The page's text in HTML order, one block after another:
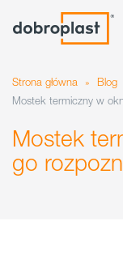
Strona główna » Blog
Mostek termiczny w
Mostek
go